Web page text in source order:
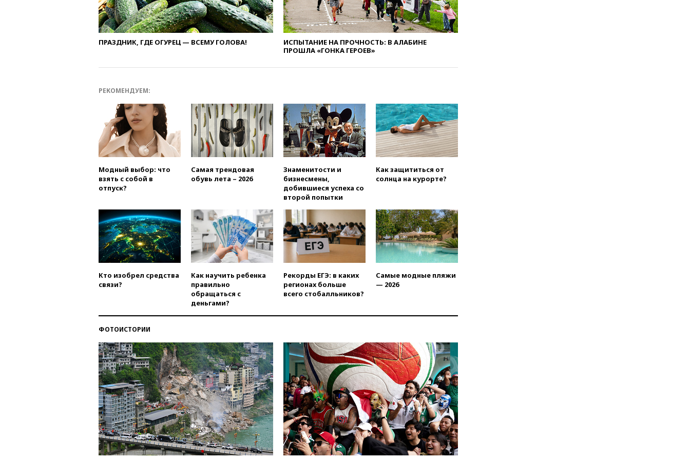
отравившегося в детсаду
мальчика
03:00МИД РФ: попытки Запада
рассорить Россию и Казахстан
обречены на провал
нуждаются в дальнобойных
ракетах и системах Patriot
00:01
Трамп заявил о
необходимости пополнения
арсенала США
вчера, 23:28 Слуцкий призвал
признать «Яблоко»
нежелательной организацией
ребенок и женщина погибли
при падении деревьев во
время урагана
вчера, 22:55В Москве в
пятницу ожидаются ливни
продлил контракт с «Реалом»
до 2032 года
российского гражданства
гвардейскую десантно-
штурмовую дивизию
легендарной
вчера, 22:15 Путин заслушал
доклад о ситуации на
добропольском направлении
вчера, 21:58Генпрокуратура
признала нежелательным в
РФ американский Human
Rights Foundation
ПРАЗДНИК, ГДЕ ОГУРЕЦ — ВСЕМУ ГОЛОВА!
ИСПЫТАНИЕ НА ПРОЧНОСТЬ: В АЛАБИНЕ
ПРОШЛА «ГОНКА ГЕРОЕВ»
РЕКОМЕНДУЕМ:
Модный выбор: что
взять с собой в
отпуск?
Самая трендовая
обувь лета – 2026
Знаменитости и
бизнесмены,
добившиеся успеха со
второй попытки
Как защититься от
солнца на курорте?
Кто изобрел средства
связи?
Как научить ребенка
правильно
обращаться с
деньгами?
Рекорды ЕГЭ: в каких
регионах больше
всего стобалльников?
Самые модные пляжи
— 2026
ФОТОИСТОРИИ